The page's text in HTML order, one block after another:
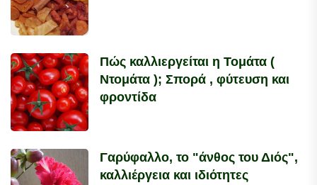
Πώς καλλιεργείται η Τομάτα (
Ντομάτα ); Σπορά , φύτευση και
φροντίδα
Γαρύφαλλο, το "άνθος του Διός",
καλλιέργεια και ιδιότητες